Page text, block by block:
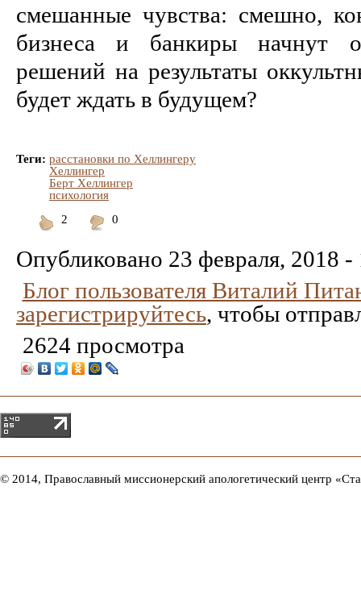
смешанные чувства: смешно,
бизнеса и банкиры начнут
решений на результаты
будет ждать в будущем?
Теги: расстановки по Хеллингеру
Хеллингер
Берт Хеллингер
психология
2
0
Опубликовано 23 февраля, 2018 -
Блог пользователя Виталий
зарегистрируйтесь, чтобы
2624 просмотра
© 2014, Православный миссионерский апологетический центр